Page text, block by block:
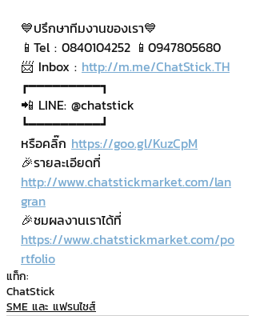
💙ปรึกษาทีมงานของเรา💙
📱Tel : 0840104252 📱0947805680
📨 Inbox : http://m.me/ChatStick.TH
┏━━━━━━━━━┓
📲 LINE: @chatstick
┗━━━━━━━━━┛
หรือคลิ๊ก https://goo.gl/KuzCpM
🎉รายละเอียดที่
http://www.chatstickmarket.com/lan
gran
🎉ชมผลงานเราได้ที่
https://www.chatstickmarket.com/po
rtfolio
แท็ก:
ChatStick
SME และ แฟรนไชส์